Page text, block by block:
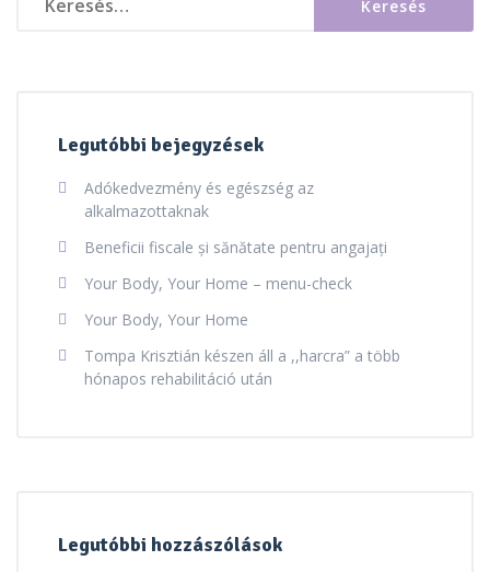
Legutóbbi bejegyzések
Adókedvezmény és egészség az
alkalmazottaknak
Beneficii fiscale și sănătate pentru angajați
Your Body, Your Home – menu-check
Your Body, Your Home
Tompa Krisztián készen áll a ,,harcra” a több
hónapos rehabilitáció után
Legutóbbi hozzászólások